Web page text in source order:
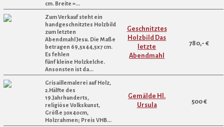
cm. Breite =...
Zum Verkauf steht ein
handgeschnitztes Holzbild
zum letzten
Abendmahl Jesu. Die Maße
betragen 69,5x44,5x7 cm.
Es fehlen
fünf kleine Holzkelche.
Ansonsten ist da...
Geschnitztes
Holzbild Das
letzte
Abendmahl
780,- €
Grisaillemalerei auf Holz,
2.Hälfte des
19.Jahrhunderts,
religiöse Volkskunst,
Größe 30x40cm,
Holzrahmen; Preis VHB...
Gemälde Hl.
Ursula
500 €